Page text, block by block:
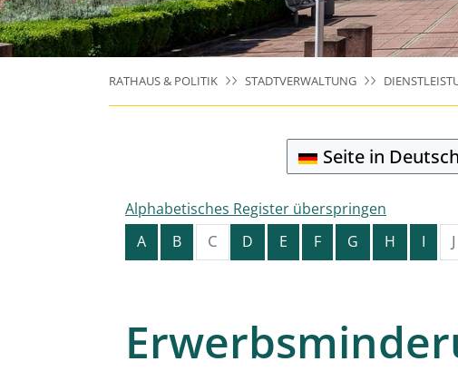
RATHAUS & POLITIK STADTVERWALTUNG
Seite in
Alphabetisches Register überspringen
A
B C D E F G H I J